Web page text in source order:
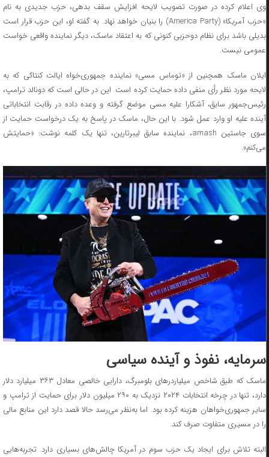
وی اعلام کرده در صورت تصویب لایحه افزایش سقف بدهی، حزب جدیدی به نام
«حزب آمریکا» (America Party) را بنیان خواهد نهاد. به گفته او، این حزب قرار است
بدیلی باشد برای نظام دوحزبی کنونی که به اعتقاد ماسک، دیگر نماینده واقعی خواست
عمومی نیست.
ایلان ماسک همچنین از «توماس مسی» نماینده جمهوری‌خواه ایالت کنتاکی که به
لایحه مورد نظر رأی منفی داده حمایت کرده است. این در حالی است که دونالد ترامپ،
رئیس‌جمهور سابق، آشکارا علیه مسی موضع گرفته و وعده داده در رقابت انتخاباتی
آینده علیه او وارد عمل شود. با این حال، ماسک در پاسخ به یک درخواست حمایت از
سوی جاستین amash، نماینده سابق لیبرتارین، تنها یک کلمه نوشت: «حمایتش
می‌کنم».
سرمایه، نفوذ و آینده سیاسی
ماسک که طبق شاخص میلیاردرهای بلومبرگ، دارایی خالصی معادل ۳۶۳ میلیارد دلار
دارد، تنها در چرخه انتخابات ۲۰۲۴ نزدیک به ۲۹۰ میلیون دلار برای حمایت از ترامپ و
سایر جمهوری‌خواهان هزینه کرده بود. اما به‌نظر می‌رسد حالا قصد دارد این منابع مالی
را در مسیری متفاوت صرف کند.
البته تلاش برای ایجاد یک حزب سوم در آمریکا چالش‌های بسیاری دارد. تجربه‌هایی